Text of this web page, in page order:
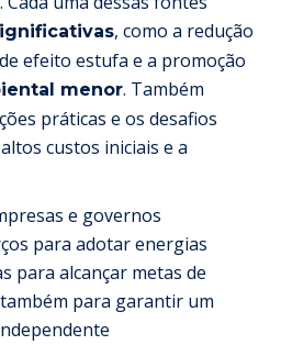
, como a redução
efeito estufa e a promoção
menor. Também
práticas e os desafios
custos iniciais e a
e governos
para adotar energias
para alcançar metas de
para garantir um